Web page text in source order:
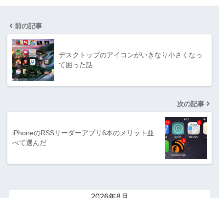
前の記事
デスクトップのアイコンがいきなり小さくなっ
て困った話
次の記事
iPhoneのRSSリーダーアプリ6本のメリット並
べて選んだ